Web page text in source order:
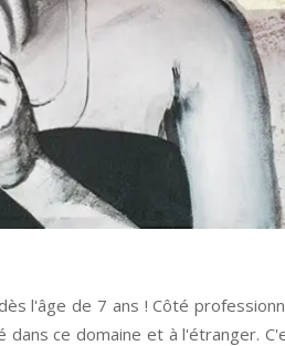
l'âge de 7 ans ! Côté
ce domaine et à l'étranger.